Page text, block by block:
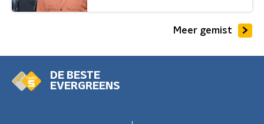
Meer gemist
DE BESTE
EVERGREENS